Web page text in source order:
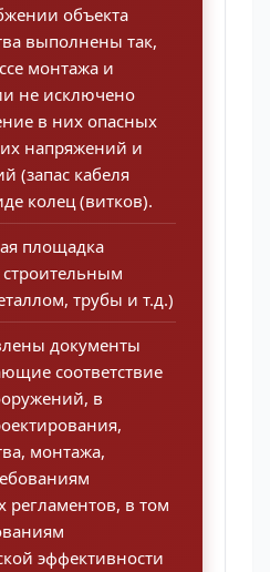
объекта
выполнены так,
монтажа и
не исключено
в них опасных
напряжений и
(запас кабеля
колец (витков).
площадка
трубы и т.д.)
документы
соответствие
в
монтажа,
регламентов, в том
эффективности